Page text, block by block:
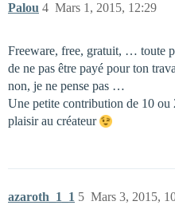
Palou Mars 1, 2015, 12:29
4
Freeware, free, gratuit, … toute
de ne pas être payé pour ton
non, je ne pense pas …
Une petite contribution de 10 ou
plaisir au créateur
azaroth_1_1 Mars 3, 2015,
5